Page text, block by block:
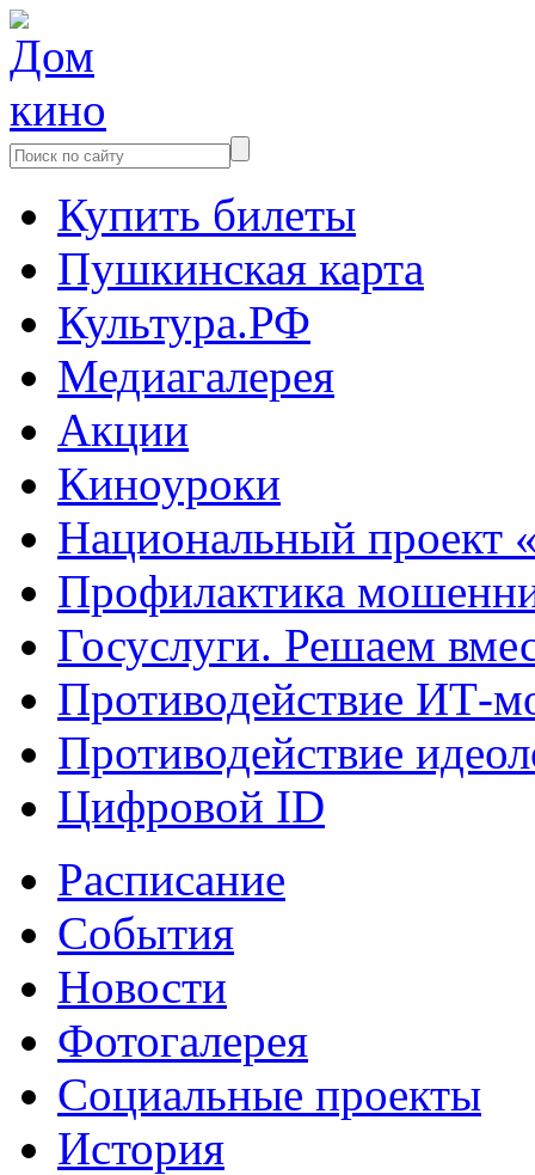
Купить билеты
Пушкинская карта
Культура.РФ
Медиагалерея
Акции
Киноуроки
Национальный проект
Профилактика
Госуслуги. Решаем
Противодействие ИТ-
Противодействие
Цифровой ID
Расписание
События
Новости
Фотогалерея
Социальные проекты
История